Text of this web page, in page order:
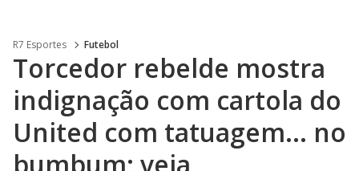
R7 Esportes Futebol
Torcedor rebelde mostra
indignação com cartola do
United com tatuagem... no